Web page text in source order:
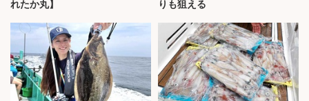
れたか丸】
りも狙える